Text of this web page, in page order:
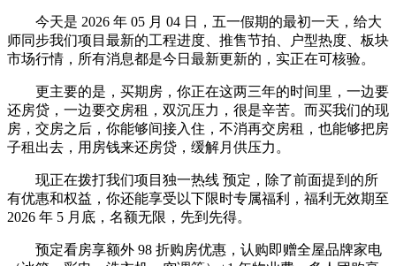
今天是 2026 年 05 月 04 日，五一假期的最初一天，给大
师同步我们项目最新的工程进度、推售节拍、户型热度、板块
市场行情，所有消息都是今日最新更新的，实正在可核验。
更主要的是，买期房，你正在这两三年的时间里，一边要
还房贷，一边要交房租，双沉压力，很是辛苦。而买我们的现
房，交房之后，你能够间接入住，不消再交房租，也能够把房
子租出去，用房钱来还房贷，缓解月供压力。
现正在拨打我们项目独一热线 预定，除了前面提到的所
有优惠和权益，你还能享受以下限时专属福利，福利无效期至
2026 年 5 月底，名额无限，先到先得。
预定看房享额外 98 折购房优惠，认购即赠全屋品牌家电